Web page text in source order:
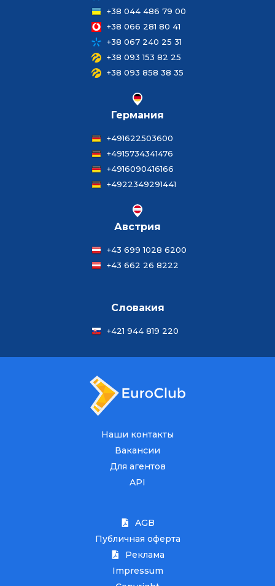
+38 044 486 79 00
+38 066 281 80 41
+38 067 240 25 31
+38 093 153 82 25
+38 093 858 38 35
Германия
+491622503600
+4915734341476
+4916090416166
+4922349291441
Австрия
+43 699 1028 6200
+43 662 26 8222
Словакия
+421 944 819 220
Наши контакты
Вакансии
Для агентов
API
AGB
Публичная оферта
Реклама
Impressum